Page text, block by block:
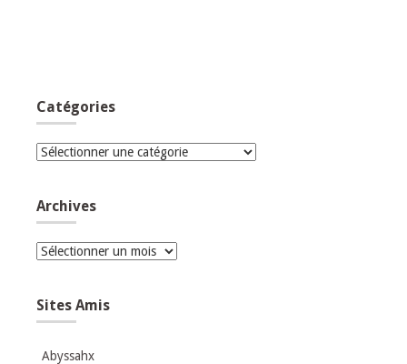
Catégories
Catégories
Archives
Archives
Sites Amis
Abyssahx